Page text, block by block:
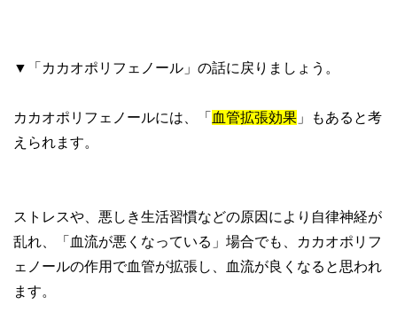
▼「カカオポリフェノール」の話に戻りましょう。
カカオポリフェノールには、「 血管拡張効果 」もあると考
えられます。
ストレスや、悪しき生活習慣などの原因により自律神経が
乱れ、「血流が悪くなっている」場合でも、カカオポリフ
ェノールの作用で血管が拡張し、血流が良くなると思われ
ます。